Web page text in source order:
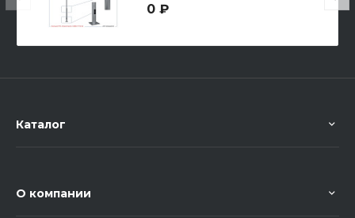
0 ₽
Каталог
О компании